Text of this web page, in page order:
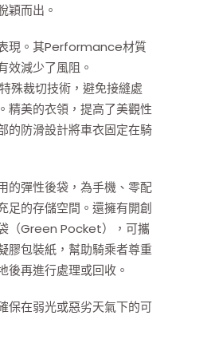
穎而出。
現。其Performance材質
效減少了風阻。
殊裁切技術，避免接縫處
精美的衣領，提高了美觀性
的防滑設計將車衣固定在騎
的彈性後袋，為手機、零配
足的存儲空間。還擁有開創
（Green Pocket），可攜
膠包裝紙，幫助騎乘者尊重
後再進行處理或回收。
保在弱光或惡劣天氣下的可